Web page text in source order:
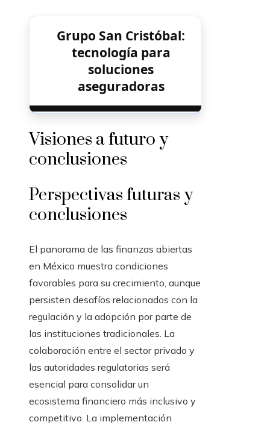
Grupo San Cristóbal:
tecnología para
soluciones
aseguradoras
Visiones a futuro y
conclusiones
Perspectivas futuras y
conclusiones
El panorama de las finanzas abiertas
en México muestra condiciones
favorables para su crecimiento, aunque
persisten desafíos relacionados con la
regulación y la adopción por parte de
las instituciones tradicionales. La
colaboración entre el sector privado y
las autoridades regulatorias será
esencial para consolidar un
ecosistema financiero más inclusivo y
competitivo. La implementación